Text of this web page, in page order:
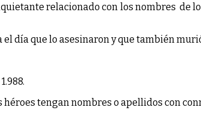
relacionado con los nombres de
día que lo asesinaron y que también
tengan nombres o apellidos con